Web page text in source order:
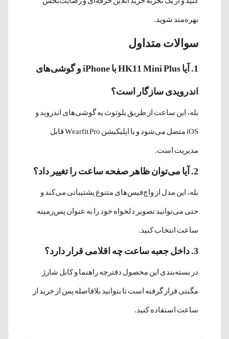
بهره‌مند شوید.
سوالات متداول
1. آیا HK11 Mini Plus با iPhone و گوشی‌های
اندرویدی سازگار است؟
بله، این ساعت از طریق بلوتوث به گوشی‌های اندروید و
iOS متصل می‌شود و با اپلیکیشن Wearfit Pro قابل
مدیریت است.
2. آیا می‌توان ظاهر صفحه ساعت را تغییر داد؟
بله، این مدل از واچ‌فیس‌های متنوع پشتیبانی می‌کند و
حتی می‌توانید تصویر دلخواه خود را به عنوان پس‌زمینه
ساعت انتخاب کنید.
3. داخل جعبه ساعت چه اقلامی قرار دارد؟
در بسته‌بندی این محصول دفترچه راهنما و کابل شارژ
مگنتی قرار گرفته است تا بتوانید بلافاصله پس از خرید از
ساعت استفاده کنید.